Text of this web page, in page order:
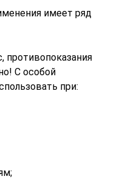
имеет ряд
противопоказания
С особой
при: